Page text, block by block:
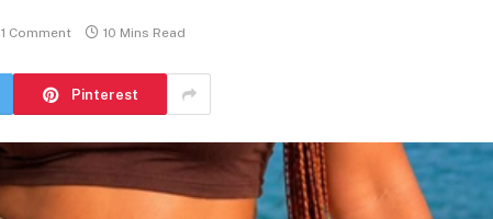
1 Comment 10 Mins Read
Pinterest